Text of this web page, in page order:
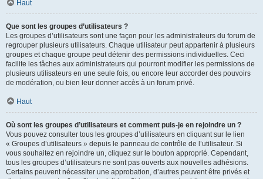
Haut
Que sont les groupes d’utilisateurs ?
Les groupes d’utilisateurs sont une façon pour les administrateurs du forum de
regrouper plusieurs utilisateurs. Chaque utilisateur peut appartenir à plusieurs
groupes et chaque groupe peut détenir des permissions individuelles. Ceci
facilite les tâches aux administrateurs qui pourront modifier les permissions de
plusieurs utilisateurs en une seule fois, ou encore leur accorder des pouvoirs
de modération, ou bien leur donner accès à un forum privé.
Haut
Où sont les groupes d’utilisateurs et comment puis-je en rejoindre un ?
Vous pouvez consulter tous les groupes d’utilisateurs en cliquant sur le lien
« Groupes d’utilisateurs » depuis le panneau de contrôle de l’utilisateur. Si
vous souhaitez en rejoindre un, cliquez sur le bouton approprié. Cependant,
tous les groupes d’utilisateurs ne sont pas ouverts aux nouvelles adhésions.
Certains peuvent nécessiter une approbation, d’autres peuvent être privés et